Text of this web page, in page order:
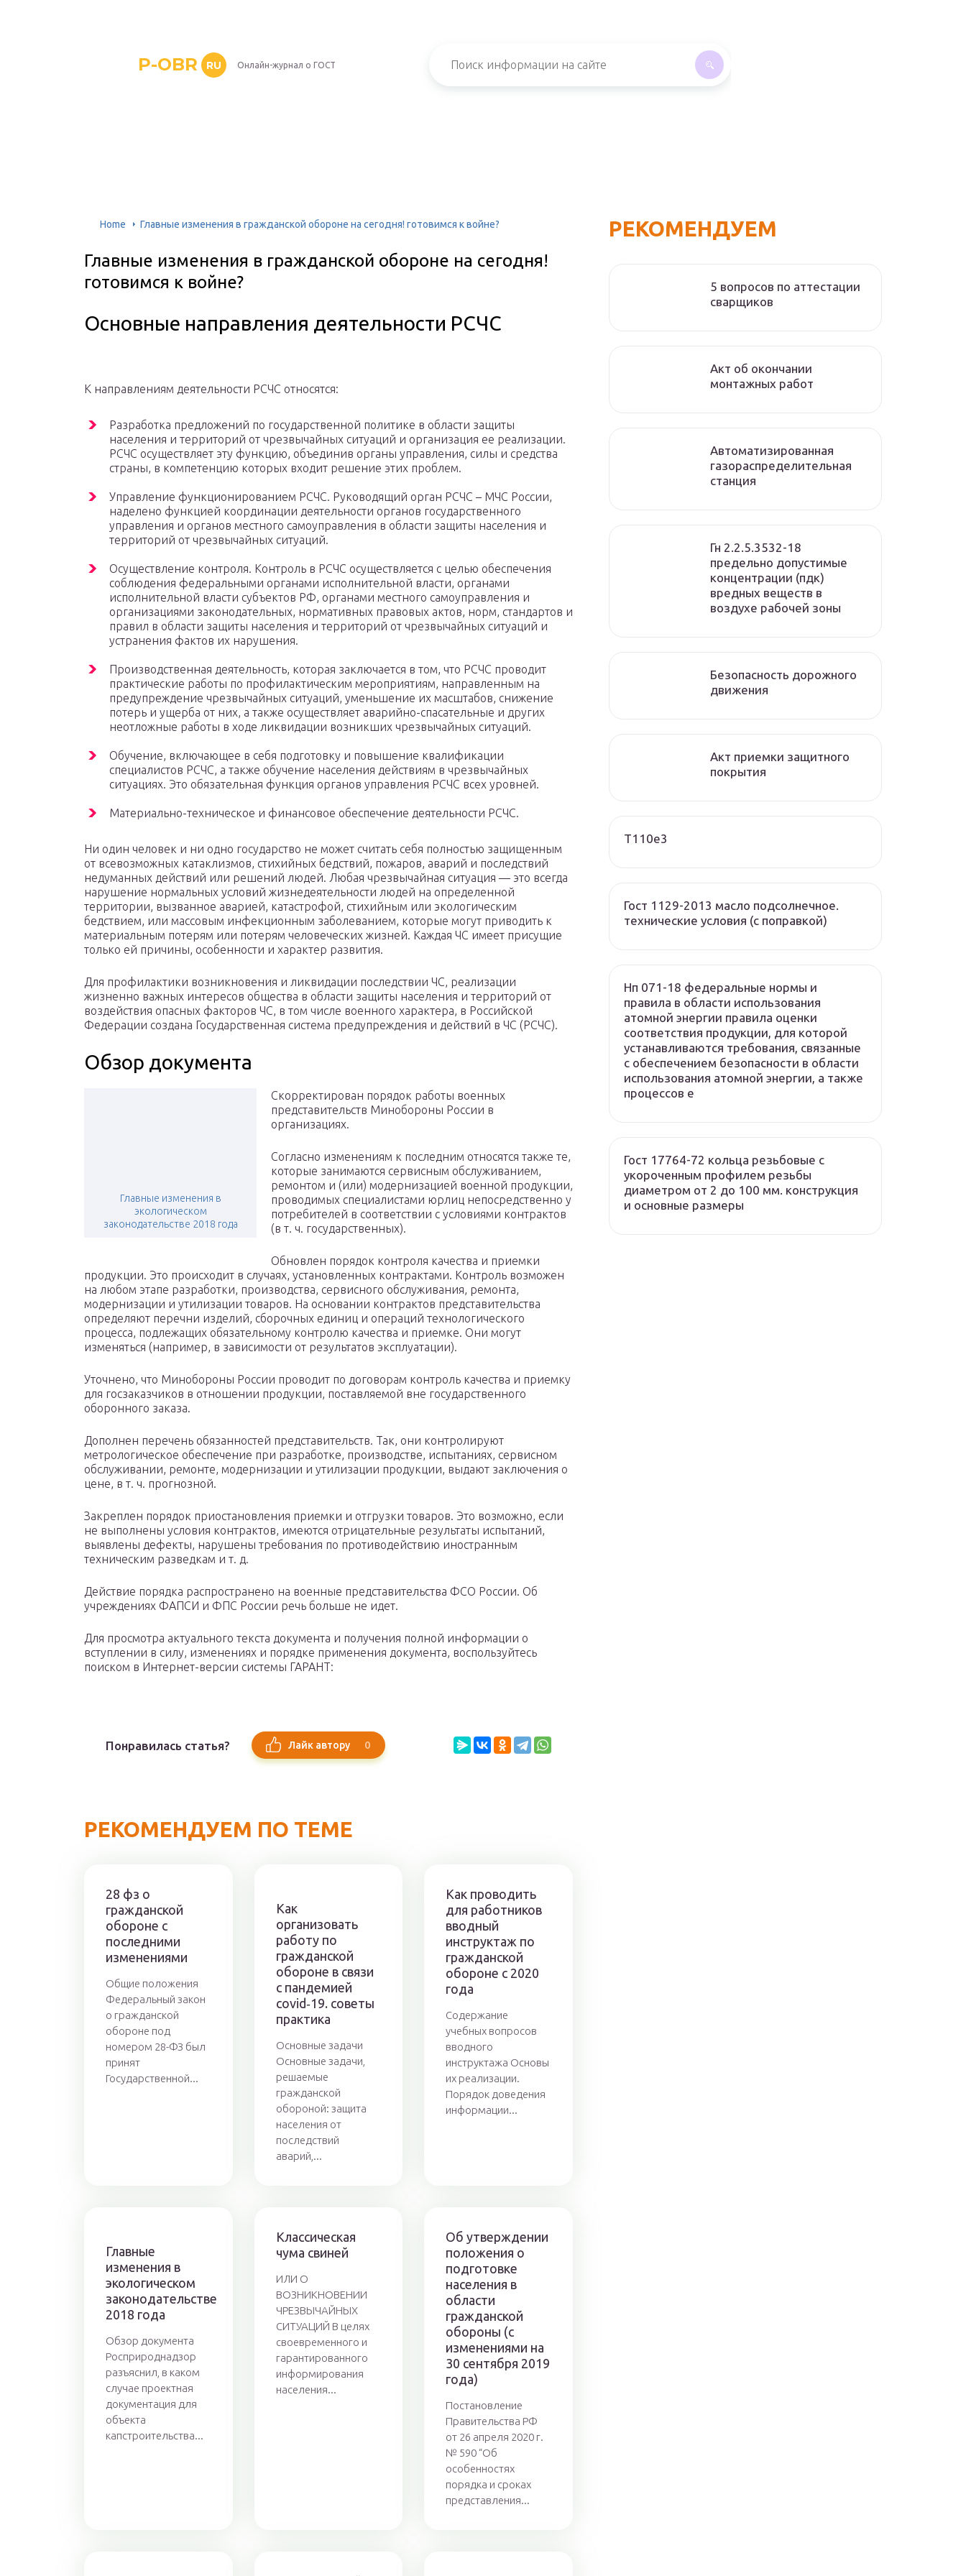
P-OBR RU Онлайн-журнал о ГОСТ
Home Главные изменения в гражданской обороне на сегодня! готовимся к войне?
Главные изменения в гражданской обороне на сегодня!
готовимся к войне?
Основные направления деятельности РСЧС
К направлениям деятельности РСЧС относятся:
Разработка предложений по государственной политике в области защиты
населения и территорий от чрезвычайных ситуаций и организация ее реализации.
РСЧС осуществляет эту функцию, объединив органы управления, силы и средства
страны, в компетенцию которых входит решение этих проблем.
Управление функционированием РСЧС. Руководящий орган РСЧС – МЧС России,
наделено функцией координации деятельности органов государственного
управления и органов местного самоуправления в области защиты населения и
территорий от чрезвычайных ситуаций.
Осуществление контроля. Контроль в РСЧС осуществляется с целью обеспечения
соблюдения федеральными органами исполнительной власти, органами
исполнительной власти субъектов РФ, органами местного самоуправления и
организациями законодательных, нормативных правовых актов, норм, стандартов и
правил в области защиты населения и территорий от чрезвычайных ситуаций и
устранения фактов их нарушения.
Производственная деятельность, которая заключается в том, что РСЧС проводит
практические работы по профилактическим мероприятиям, направленным на
предупреждение чрезвычайных ситуаций, уменьшение их масштабов, снижение
потерь и ущерба от них, а также осуществляет аварийно-спасательные и других
неотложные работы в ходе ликвидации возникших чрезвычайных ситуаций.
Обучение, включающее в себя подготовку и повышение квалификации
специалистов РСЧС, а также обучение населения действиям в чрезвычайных
ситуациях. Это обязательная функция органов управления РСЧС всех уровней.
Материально-техническое и финансовое обеспечение деятельности РСЧС.
Ни один человек и ни одно государство не может считать себя полностью защищенным
от всевозможных катаклизмов, стихийных бедствий, пожаров, аварий и последствий
недуманных действий или решений людей. Любая чрезвычайная ситуация — это всегда
нарушение нормальных условий жизнедеятельности людей на определенной
территории, вызванное аварией, катастрофой, стихийным или экологическим
бедствием, или массовым инфекционным заболеванием, которые могут приводить к
материальным потерям или потерям человеческих жизней. Каждая ЧС имеет присущие
только ей причины, особенности и характер развития.
Для профилактики возникновения и ликвидации последствии ЧС, реализации
жизненно важных интересов общества в области защиты населения и территорий от
воздействия опасных факторов ЧС, в том числе военного характера, в Российской
Федерации создана Государственная система предупреждения и действий в ЧС (РСЧС).
Обзор документа
Главные изменения в
экологическом
законодательстве 2018 года
Скорректирован порядок работы военных
представительств Минобороны России в
организациях.
Согласно изменениям к последним относятся также те,
которые занимаются сервисным обслуживанием,
ремонтом и (или) модернизацией военной продукции,
проводимых специалистами юрлиц непосредственно у
потребителей в соответствии с условиями контрактов
(в т. ч. государственных).
Обновлен порядок контроля качества и приемки
продукции. Это происходит в случаях, установленных контрактами. Контроль возможен
на любом этапе разработки, производства, сервисного обслуживания, ремонта,
модернизации и утилизации товаров. На основании контрактов представительства
определяют перечни изделий, сборочных единиц и операций технологического
процесса, подлежащих обязательному контролю качества и приемке. Они могут
изменяться (например, в зависимости от результатов эксплуатации).
Уточнено, что Минобороны России проводит по договорам контроль качества и приемку
для госзаказчиков в отношении продукции, поставляемой вне государственного
оборонного заказа.
Дополнен перечень обязанностей представительств. Так, они контролируют
метрологическое обеспечение при разработке, производстве, испытаниях, сервисном
обслуживании, ремонте, модернизации и утилизации продукции, выдают заключения о
цене, в т. ч. прогнозной.
Закреплен порядок приостановления приемки и отгрузки товаров. Это возможно, если
не выполнены условия контрактов, имеются отрицательные результаты испытаний,
выявлены дефекты, нарушены требования по противодействию иностранным
техническим разведкам и т. д.
Действие порядка распространено на военные представительства ФСО России. Об
учреждениях ФАПСИ и ФПС России речь больше не идет.
Для просмотра актуального текста документа и получения полной информации о
вступлении в силу, изменениях и порядке применения документа, воспользуйтесь
поиском в Интернет-версии системы ГАРАНТ:
Понравилась статья? Лайк автору 0
РЕКОМЕНДУЕМ ПО ТЕМЕ
28 фз о
гражданской
обороне с
последними
изменениями
Общие положения
Федеральный закон
о гражданской
обороне под
номером 28-ФЗ был
принят
Государственной...
Как
организовать
работу по
гражданской
обороне в связи
с пандемией
covid‑19. советы
практика
Основные задачи
Основные задачи,
решаемые
гражданской
обороной: защита
населения от
последствий
аварий,...
Как проводить
для работников
вводный
инструктаж по
гражданской
обороне с 2020
года
Содержание
учебных вопросов
вводного
инструктажа Основы
их реализации.
Порядок доведения
информации...
Главные
изменения в
экологическом
законодательстве
2018 года
Обзор документа
Росприроднадзор
разъяснил, в каком
случае проектная
документация для
объекта
капстроительства...
Классическая
чума свиней
ИЛИ О
ВОЗНИКНОВЕНИИ
ЧРЕЗВЫЧАЙНЫХ
СИТУАЦИЙ В целях
своевременного и
гарантированного
информирования
населения...
Об утверждении
положения о
подготовке
населения в
области
гражданской
обороны (с
изменениями на
30 сентября 2019
года)
Постановление
Правительства РФ
от 26 апреля 2020 г.
№ 590 “Об
особенностях
порядка и сроках
представления...
РЕКОМЕНДУЕМ
5 вопросов по аттестации
сварщиков
Акт об окончании
монтажных работ
Автоматизированная
газораспределительная
станция
Гн 2.2.5.3532-18
предельно допустимые
концентрации (пдк)
вредных веществ в
воздухе рабочей зоны
Безопасность дорожного
движения
Акт приемки защитного
покрытия
T110e3
Гост 1129-2013 масло подсолнечное.
технические условия (с поправкой)
Нп 071-18 федеральные нормы и
правила в области использования
атомной энергии правила оценки
соответствия продукции, для которой
устанавливаются требования, связанные
с обеспечением безопасности в области
использования атомной энергии, а также
процессов е
Гост 17764-72 кольца резьбовые с
укороченным профилем резьбы
диаметром от 2 до 100 мм. конструкция
и основные размеры